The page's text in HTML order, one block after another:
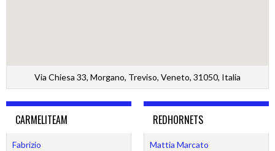
Via Chiesa 33, Morgano, Treviso, Veneto, 31050, Italia
CARMELITEAM
Fabrizio
REDHORNETS
Mattia Marcato